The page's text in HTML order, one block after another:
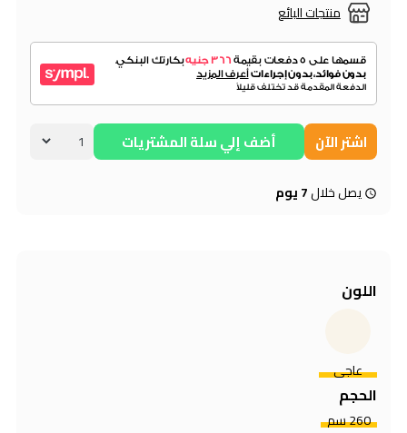
منتجات البائع
اشتر الآن أضف إلي سلة المشتريات
يصل خلال7 يوم
اللون
عاجي
الحجم
260 سم